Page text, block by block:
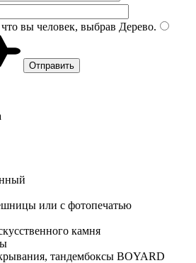
вы человек, выбрав Дерево.
или с фотопечатью
камня
тандембоксы BOYARD